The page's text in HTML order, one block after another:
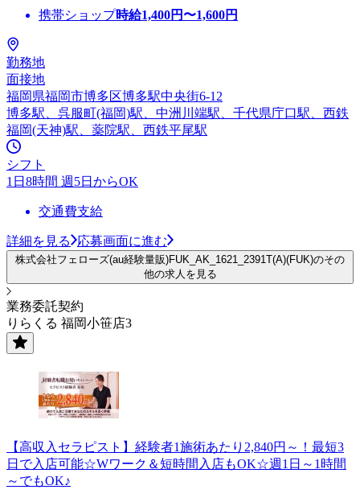
携帯ショップ時給1,400円〜1,600円
勤務地
面接地
福岡県福岡市博多区博多駅中央街6-12
博多駅、呉服町(福岡)駅、中洲川端駅、千代県庁口駅、西鉄
福岡(天神)駅、薬院駅、西鉄平尾駅
シフト
1日8時間 週5日からOK
交通費支給
詳細を見る 応募画面に進む
株式会社フェローズ(au経験量販)FUK_AK_1621_2391T(A)(FUK)のその
他の求人を見る
業務委託契約
りらくる 福岡小笹店3
【高収入セラピスト】経験者1施術あたり2,840円～！最短3
日で入店可能☆Wワーク＆短時間入店もOK☆週1日～1時間
～でもOK♪